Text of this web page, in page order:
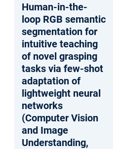
Human-in-the-
loop RGB semantic
segmentation for
intuitive teaching
of novel grasping
tasks via few-shot
adaptation of
lightweight neural
networks
(Computer Vision
and Image
Understanding,